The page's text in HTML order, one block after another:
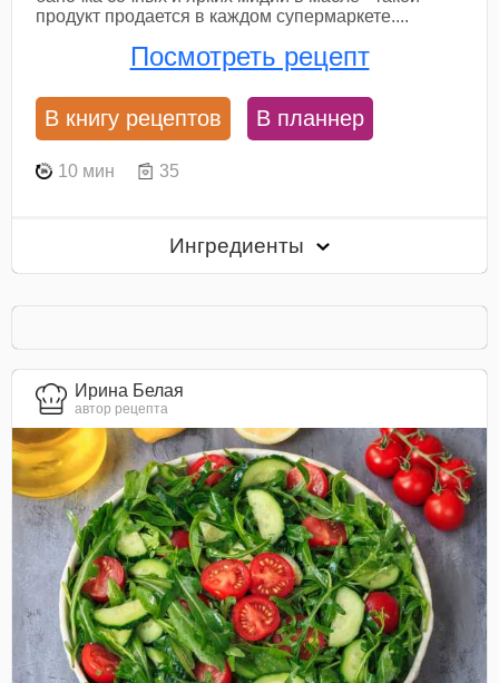
продукт продается в каждом супермаркете....
Посмотреть рецепт
В книгу рецептов В планнер
10 мин 35
Ингредиенты
Ирина Белая
автор рецепта